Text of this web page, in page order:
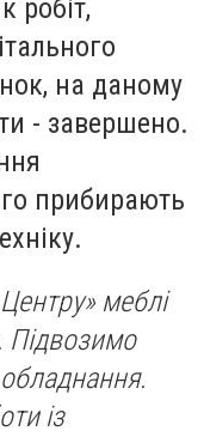
робіт,
на даному
- завершено.
прибирають
меблі
Підвозимо
обладнання.
із